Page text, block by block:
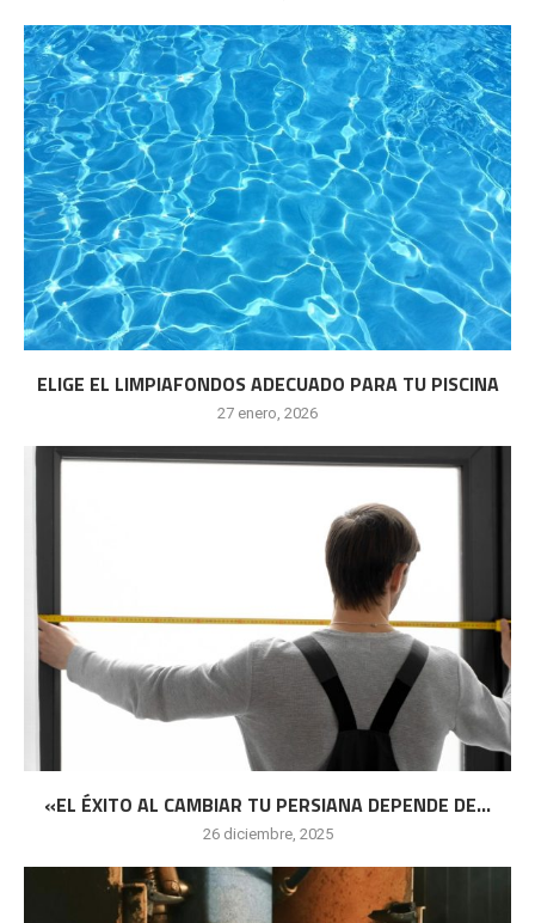
ELIGE EL LIMPIAFONDOS ADECUADO PARA TU PISCINA
27 enero, 2026
«EL ÉXITO AL CAMBIAR TU PERSIANA DEPENDE DE...
26 diciembre, 2025